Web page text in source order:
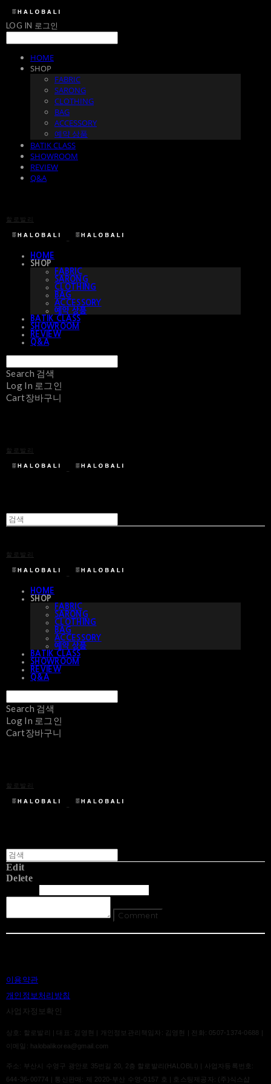
LOG IN 로그인
HOME
SHOP
FABRIC
SARONG
CLOTHING
BAG
ACCESSORY
예약 상품
BATIK CLASS
SHOWROOM
REVIEW
Q&A
할로발리
HOME
SHOP
FABRIC
SARONG
CLOTHING
BAG
ACCESSORY
예약 상품
BATIK CLASS
SHOWROOM
REVIEW
Q&A
Search 검색
Log In 로그인
Cart장바구니
할로발리
할로발리
HOME
SHOP
FABRIC
SARONG
CLOTHING
BAG
ACCESSORY
예약 상품
BATIK CLASS
SHOWROOM
REVIEW
Q&A
Search 검색
Log In 로그인
Cart장바구니
할로발리
Edit
Delete
Comment
이용약관
개인정보처리방침
사업자정보확인
상호: 할로발리 | 대표: 김영현 | 개인정보관리책임자: 김영현 | 전화: 0507-1374-0688 |
이메일: halobalikorea@gmail.com
주소: 부산시 수영구 광안로 35번길 20, 2층 할로발리(HALOBLI) | 사업자등록번호:
644-36-00774 | 통신판매: 제 2020-부산 수영-0157 호 | 호스팅제공자: (주)식스샵